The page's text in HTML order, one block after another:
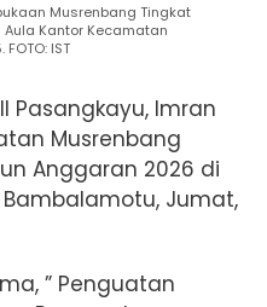
Musrenbang Tingkat
Kantor Kecamatan
IST
Pasangkayu, Imran
Musrenbang
Anggaran 2026 di
Jumat,
” Penguatan